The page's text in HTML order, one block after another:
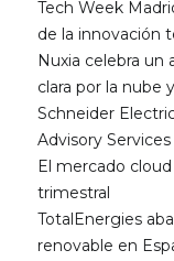
Tech Week
de la innovación
Nuxia celebra un
clara por la nube
Schneider
Advisory Services
El mercado
trimestral
TotalEnergies
renovable en